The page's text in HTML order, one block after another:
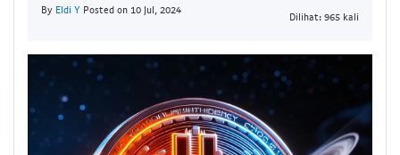
By Eldi Y Posted on 10 Jul, 2024
Dilihat: 965 kali